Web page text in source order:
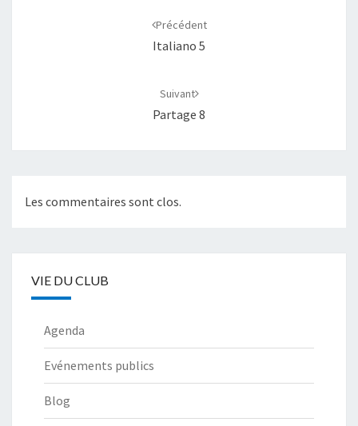
Précédent
Italiano 5
Suivant
Partage 8
Les commentaires sont clos.
VIE DU CLUB
Agenda
Evénements publics
Blog